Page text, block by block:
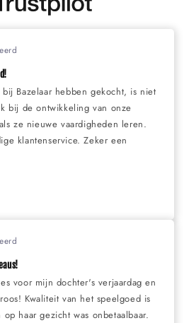
Bazelaar hebben gekocht, is niet
bij de ontwikkeling van onze
ze nieuwe vaardigheden leren.
klantenservice. Zeker een
voor mijn dochter's verjaardag en
Kwaliteit van het speelgoed is
haar gezicht was onbetaalbaar.